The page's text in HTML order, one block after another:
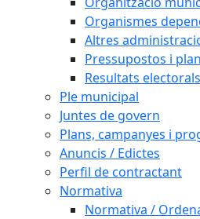
Organismes
Altres
Pressupostos i
Resultats electorals
Ple municipal
Juntes de govern
Plans, campanyes i
Anuncis / Edictes
Perfil de contractant
Normativa
Normativa /